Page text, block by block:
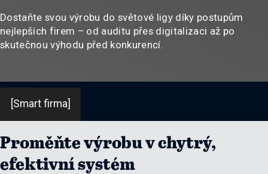
Dostaňte svou výrobu do světové ligy díky postupům
nejlepších firem – od auditu přes digitalizaci až po
skutečnou výhodu před konkurencí.
[Smart firma]
Proměňte výrobu v chytrý,
efektivní systém